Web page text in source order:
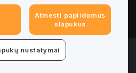
Visos teisės saugomos.
Atmesti papildomus
slapukus
nustatymai